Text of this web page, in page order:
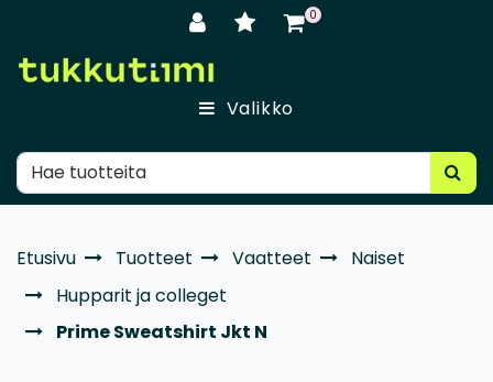
0
Valikko
Etusivu Tuotteet Vaatteet
Naiset
Hupparit ja colleget
Prime Sweatshirt Jkt N